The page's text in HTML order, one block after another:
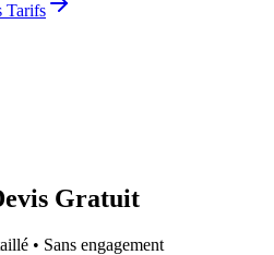
Tarifs
Gratuit
• Sans engagement